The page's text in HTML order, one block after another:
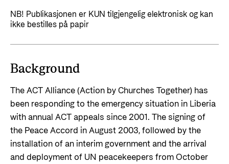
Styresett og økonomisk utvikling
For næringslivet
fornybar energi
Norad - Partnerskap med privat sektor
Nyttige lenker
Viktige dokumenter og lenker
Partnerfordeling
Evalueringer (Norec)
Kontakt
Kontakt oss
Norads Varslingstjeneste
Presse og media
Logo
NB! Publikasjonen er KUN tilgjengelig elektronisk og kan
ikke bestilles på papir
Background
The ACT Alliance (Action by Churches Together) has
been responding to the emergency situation in Liberia
with annual ACT appeals since 2001. The signing of
the Peace Accord in August 2003, followed by the
installation of an interim government and the arrival
and deployment of UN peacekeepers from October